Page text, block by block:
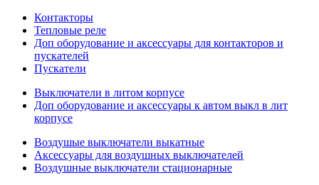
Контакторы
Тепловые реле
Доп оборудование и аксессуары для контакторов и
пускателей
Пускатели
Выключатели в литом корпусе
Доп оборудование и аксессуары к автом выкл в лит
корпусе
Воздушые выключатели выкатные
Аксессуары для воздушных выключателей
Воздушные выключатели стационарные